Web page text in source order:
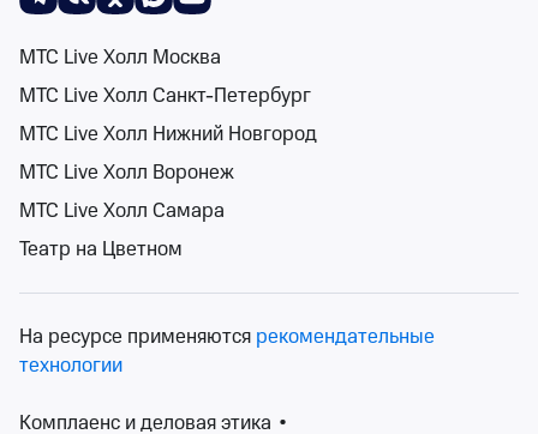
Классика
Park Live
0 событий
События на карте
Сортировка Площадка 2 фильтра
МТС Live Холл Москва
МТС Live Холл Санкт-Петербург
МТС Live Холл Нижний Новгород
МТС Live Холл Воронеж
МТС Live Холл Самара
Театр на Цветном
На ресурсе применяются рекомендательные
технологии
Комплаенс и деловая этика •